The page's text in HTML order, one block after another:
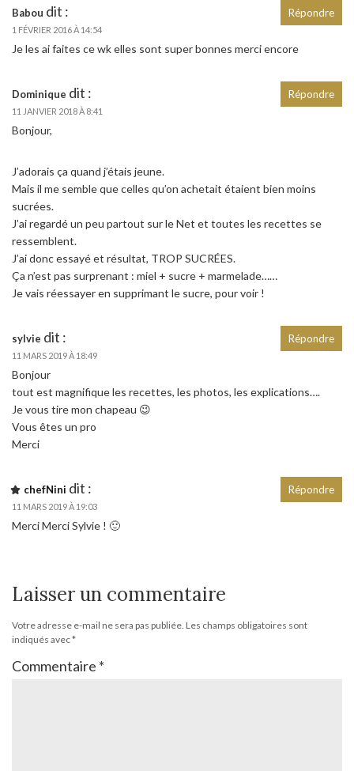
Babou dit :
1 FÉVRIER 2016 À 14:54
Je les ai faites ce wk elles sont super bonnes merci encore
Répondre
Dominique dit :
11 JANVIER 2018 À 8:41
Bonjour,
J’adorais ça quand j’étais jeune.
Mais il me semble que celles qu’on achetait étaient bien moins
sucrées.
J’ai regardé un peu partout sur le Net et toutes les recettes se
ressemblent.
J’ai donc essayé et résultat, TROP SUCRÉES.
Ça n’est pas surprenant : miel + sucre + marmelade……
Je vais réessayer en supprimant le sucre, pour voir !
Répondre
sylvie dit :
11 MARS 2019 À 18:49
Bonjour
tout est magnifique les recettes, les photos, les explications….
Je vous tire mon chapeau 😉
Vous êtes un pro
Merci
Répondre
chefNini dit :
11 MARS 2019 À 19:03
Merci Merci Sylvie ! 🙂
Répondre
Laisser un commentaire
Votre adresse e-mail ne sera pas publiée. Les champs obligatoires sont
indiqués avec*
Commentaire *